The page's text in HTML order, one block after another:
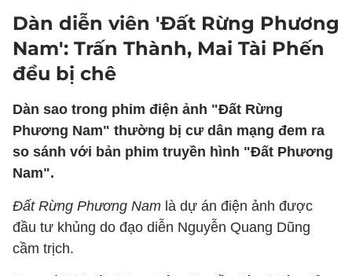
Dàn diễn viên 'Đất Rừng Phương
Nam': Trấn Thành, Mai Tài Phến
đều bị chê
Dàn sao trong phim điện ảnh "Đất Rừng
Phương Nam" thường bị cư dân mạng đem ra
so sánh với bản phim truyền hình "Đất Phương
Nam".
Đất Rừng Phương Nam là dự án điện ảnh được
đầu tư khủng do đạo diễn Nguyễn Quang Dũng
cầm trịch.